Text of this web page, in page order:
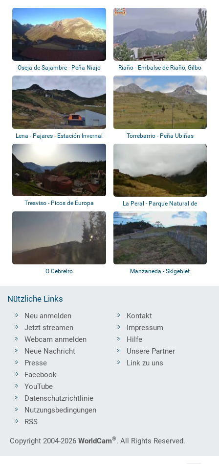
Oseja de Sajambre - Peña Niajo Riaño - Embalse de Riaño, Gilbo
Lena - Pajares - Estación Invernal
Valgr...
Torrebarrio - Peña Ubiñas
Tresviso - Picos de Europa
La Peral - Parque Natural de
Somiedo
O Cebreiro Manzaneda - Skigebiet
Nützliche Links
Neu anmelden
Jetzt streamen
Webcam anmelden
Neue Nachricht
Presse
Kontakt
Impressum
Hilfe
Unsere Partner
Link zu uns
Facebook
YouTube
Datenschutzrichtlinie
Nutzungsbedingungen
RSS
Copyright 2004-2026 WorldCam®. All Rights Reserved.